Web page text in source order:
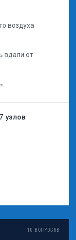
воздуха
вдали от
узлов
10 ВОПРОСОВ